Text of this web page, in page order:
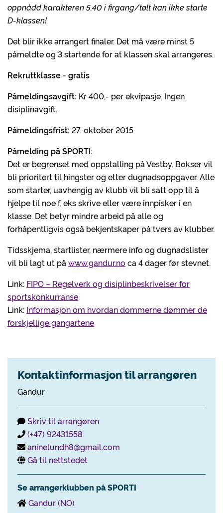
oppnådd karakteren 5.40 i firgang/tølt kan ikke starte
D-klassen!
Det blir ikke arrangert finaler. Det må være minst 5
påmeldte og 3 startende for at klassen skal arrangeres.
Rekruttklasse - gratis
Påmeldingsavgift: Kr 400,- per ekvipasje. Ingen
disiplinavgift.
Påmeldingsfrist: 27. oktober 2015
Påmelding på SPORTI:
Det er begrenset med oppstalling på Vestby. Bokser vil
bli prioritert til hingster og etter dugnadsoppgaver. Alle
som starter, uavhengig av klubb vil bli satt opp til å
hjelpe til noe f. eks skrive eller være innpisker i en
klasse. Det betyr mindre arbeid på alle og
forhåpentligvis også bekjentskaper på tvers av klubber.
Tidsskjema, startlister, nærmere info og dugnadslister
vil bli lagt ut på www.gandur.no ca 4 dager før stevnet.
Link: FIPO – Regelverk og disiplinbeskrivelser for
sportskonkurranse
Link: Informasjon om hvordan dommerne dømmer de
forskjellige gangartene
Kontaktinformasjon til arrangøren
Gandur
Skriv til arrangøren
(+47) 92431558
aninelundh8@gmail.com
Gå til nettstedet
Se arrangørklubben på SPORTI
Gandur (NO)